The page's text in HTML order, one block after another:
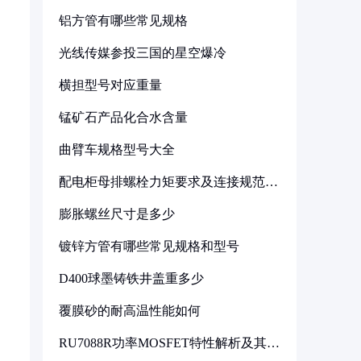
铝方管有哪些常见规格
光线传媒参投三国的星空爆冷
横担型号对应重量
锰矿石产品化合水含量
曲臂车规格型号大全
配电柜母排螺栓力矩要求及连接规范详
膨胀螺丝尺寸是多少
镀锌方管有哪些常见规格和型号
D400球墨铸铁井盖重多少
覆膜砂的耐高温性能如何
RU7088R功率MOSFET特性解析及其在